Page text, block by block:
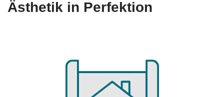
Ästhetik in Perfektion